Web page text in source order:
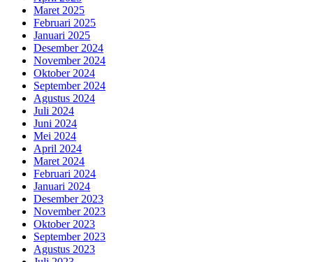
Maret 2025
Februari 2025
Januari 2025
Desember 2024
November 2024
Oktober 2024
September 2024
Agustus 2024
Juli 2024
Juni 2024
Mei 2024
April 2024
Maret 2024
Februari 2024
Januari 2024
Desember 2023
November 2023
Oktober 2023
September 2023
Agustus 2023